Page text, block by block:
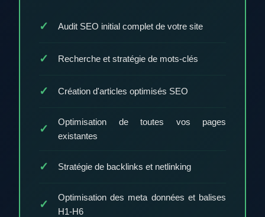
Audit SEO initial complet de votre site
Recherche et stratégie de mots-clés
Création d'articles optimisés SEO
Optimisation de toutes vos pages
existantes
Stratégie de backlinks et netlinking
Optimisation des meta données et balises
H1-H6